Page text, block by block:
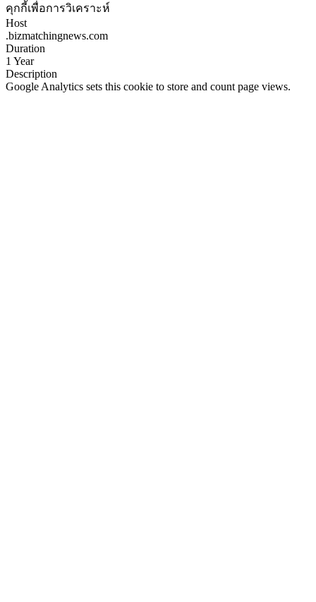
คุกกี้เพื่อการวิเคราะห์
Host
.bizmatchingnews.com
Duration
1 Year
Description
Google Analytics sets this cookie to store and count page views.